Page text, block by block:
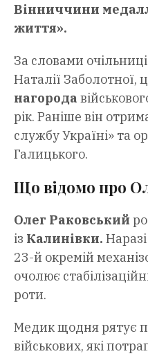
Вінниччини
життя».
За словами
Наталії Заболотної,
нагорода
рік. Раніше він
службу Україні» та
Галицького.
Що відомо про
Олег Раковський
із Калинівки.
23-й окремій
очолює
роти.
Медик щодня рятує
військових, які